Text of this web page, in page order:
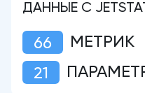
ДАННЫЕ С
66
МЕТРИК
21